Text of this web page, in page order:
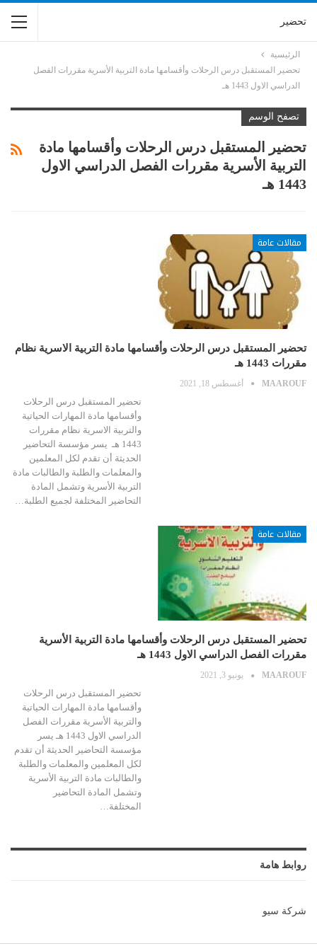
تحضير
الرئيسية
تحضير المستقبل درس الرحلات وأقسامها مادة التربية الأسرية مقررات الفصل
الدراسي الاول 1443 هـ
تصفح الوسم
تحضير المستقبل درس الرحلات وأقسامها مادة
التربية الأسرية مقررات الفصل الدراسي الاول
1443 هـ
مقالات عامة
تحضير المستقبل درس الرحلات وأقسامها مادة التربية الاسرية نظام
مقررات 1443 هـ
MAAROUF أغسطس 18, 2021
تحضير المستقبل درس الرحلات
وأقسامها مادة المهارات الحياتية
والتربية الاسرية نظام مقررات
1443 هـ يسر مؤسسة التحاضير
الحديثة أن تقدم لكل المعلمين
والمعلمات والطلبة والطالبات مادة
التربية الأسرية وتشمل المادة
التحاضير المختلفة لجميع الطلبة…
مقالات عامة
تحضير المستقبل درس الرحلات وأقسامها مادة التربية الأسرية
مقررات الفصل الدراسي الاول 1443 هـ
MAAROUF يونيو 3, 2021
تحضير المستقبل درس الرحلات
وأقسامها مادة المهارات الحياتية
والتربية الأسرية مقررات الفصل
الدراسي الاول 1443 هـ يسر
مؤسسة التحاضير الحديثة أن تقدم
لكل المعلمين والمعلمات والطلبة
والطالبات مادة التربية الأسرية
وتشمل المادة التحاضير
المختلفة…
روابط هامة
شركة سيو